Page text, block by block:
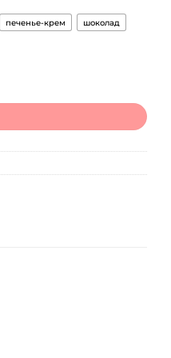
печенье-крем шоколад
(2730 гр)